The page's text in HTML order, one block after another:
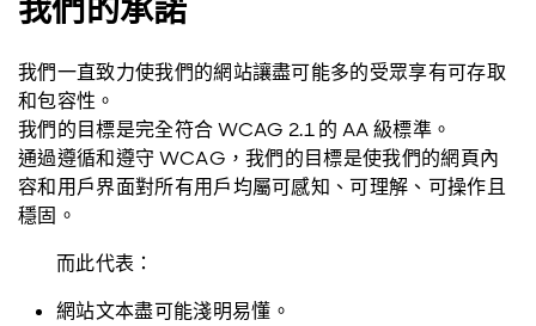
我們的承諾
我們一直致力使我們的網站讓盡可能多的受眾享有可存取
和包容性。
我們的目標是完全符合 WCAG 2.1 的 AA 級標準。
通過遵循和遵守 WCAG，我們的目標是使我們的網頁內
容和用戶界面對所有用戶均屬可感知、可理解、可操作且
穩固。
而此代表：
網站文本盡可能淺明易懂。